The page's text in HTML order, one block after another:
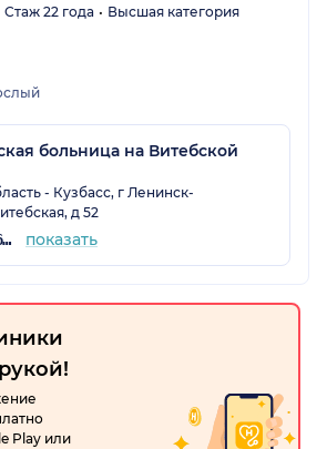
Стаж 22 года Высшая категория
больница на Витебской
- Кузбасс, г Ленинск-
д 52
+7 (384) 562-76-06 показать
Play или